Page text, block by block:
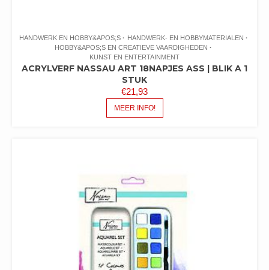
HANDWERK EN HOBBY&APOS;S
HANDWERK- EN HOBBYMATERIALEN
HOBBY&APOS;S EN CREATIEVE VAARDIGHEDEN
KUNST EN ENTERTAINMENT
ACRYLVERF NASSAU ART 18NAPJES ASS | BLIK A 1
STUK
€21,93
MEER INFO!